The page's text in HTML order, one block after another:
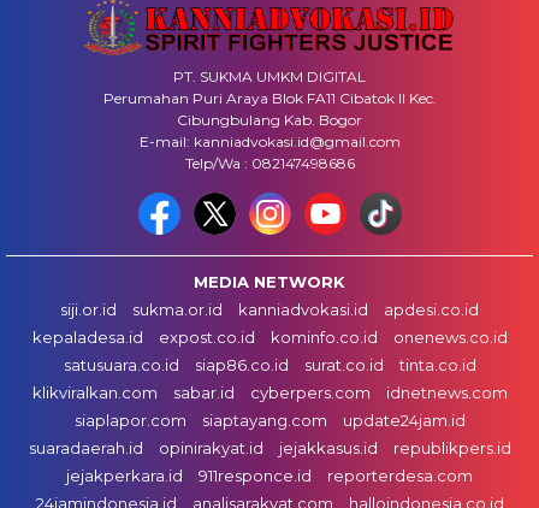
PT. SUKMA UMKM DIGITAL
Perumahan Puri Araya Blok FA11 Cibatok II Kec.
Cibungbulang Kab. Bogor
E-mail: kanniadvokasi.id@gmail.com
Telp/Wa : 082147498686
MEDIA NETWORK
siji.or.id
sukma.or.id kanniadvokasi.id
apdesi.co.id
kepaladesa.id
expost.co.id kominfo.co.id
onenews.co.id
satusuara.co.id
siap86.co.id surat.co.id
tinta.co.id
klikviralkan.com
sabar.id cyberpers.com
idnetnews.com
siaplapor.com
siaptayang.com
update24jam.id
suaradaerah.id
opinirakyat.id jejakkasus.id
republikpers.id
jejakperkara.id
911responce.id
reporterdesa.com
24jamindonesia.id
analisarakyat.com halloindonesia.co.id